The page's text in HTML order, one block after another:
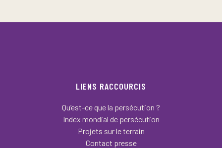
LIENS RACCOURCIS
Qu’est-ce que la persécution ?
Index mondial de persécution
Projets sur le terrain
Contact presse